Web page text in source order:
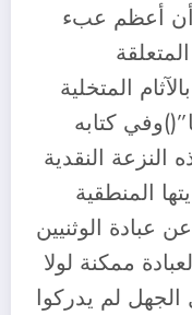
أعظم عبء
المتخلية
كتابه
هوبز بهذه النزعة النقدية
المنطقية
عبادة الوثنيين
ممكنة لولا
الجهل لم يدركوا